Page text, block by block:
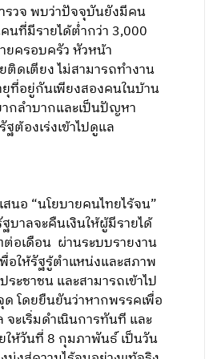
รวจ พบว่าปัจจุบันยังมีคน
นที่มีรายได้ต่ำกว่า 3,000
ยครอบครัว หัวหน้า
ติดเตียง ไม่สามารถทำงาน
ที่อยู่กันเพียงสองคนในบ้าน
กลำบากและเป็นปัญหา
ต้องเร่งเข้าไปดูแล
นอ “นโยบายคนไทยไร้จน”
บาลจะคืนเงินให้ผู้มีรายได้
อเดือน ผ่านระบบรายงาน
พื่อให้รัฐรู้ตำแหน่งและสภาพ
ะชาชน และสามารถเข้าไป
ด โดยยืนยันว่าหากพรรคเพื่อ
จะเริ่มดำเนินการทันที และ
ให้วันที่ 8 กุมภาพันธ์ เป็นวัน